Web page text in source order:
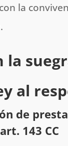
la
la
al
de
143 CC